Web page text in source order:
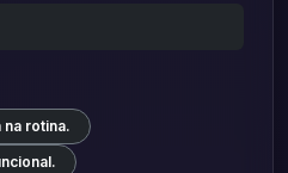
rotina.